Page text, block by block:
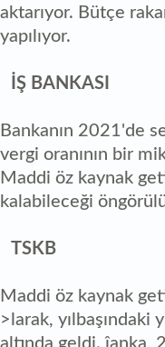
aktarıyor. Bütçe
yapılıyor.
İŞ BANKASI
Bankanın 2021'de
vergi oranının bir
Maddi öz kaynak
kalabileceği
TSKB
Maddi öz kaynak
>larak,